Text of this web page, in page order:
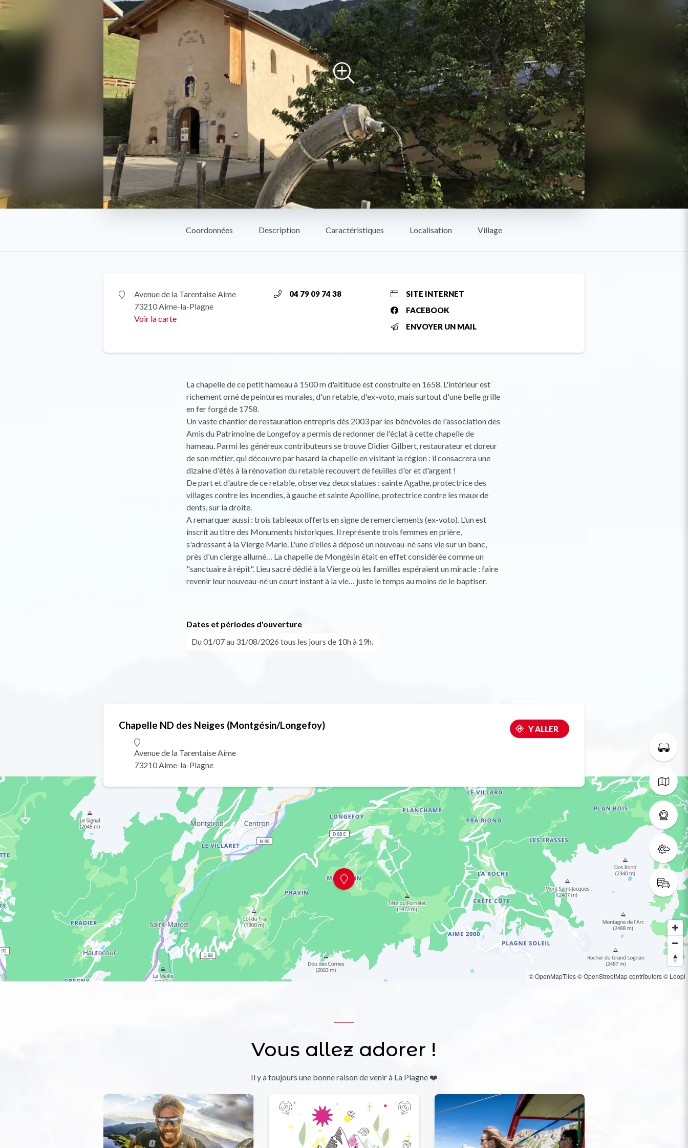
Coordonnées Description Caractéristiques Localisation Village
Avenue de la Tarentaise Aime
73210 Aime-la-Plagne
Voir la carte
04 79 09 74 38
SITE INTERNET
FACEBOOK
ENVOYER UN MAIL
La chapelle de ce petit hameau à 1500 m d'altitude est construite en 1658. L'intérieur est
richement orné de peintures murales, d'un retable, d'ex-voto, mais surtout d'une belle grille
en fer forgé de 1758.
Un vaste chantier de restauration entrepris dès 2003 par les bénévoles de l'association des
Amis du Patrimoine de Longefoy a permis de redonner de l'éclat à cette chapelle de
hameau. Parmi les généreux contributeurs se trouve Didier Gilbert, restaurateur et doreur
de son métier, qui découvre par hasard la chapelle en visitant la région : il consacrera une
dizaine d'étés à la rénovation du retable recouvert de feuilles d'or et d'argent !
De part et d'autre de ce retable, observez deux statues : sainte Agathe, protectrice des
villages contre les incendies, à gauche et sainte Apolline, protectrice contre les maux de
dents, sur la droite.
A remarquer aussi : trois tableaux offerts en signe de remerciements (ex-voto). L'un est
inscrit au titre des Monuments historiques. Il représente trois femmes en prière,
s'adressant à la Vierge Marie. L'une d'elles à déposé un nouveau-né sans vie sur un banc,
près d'un cierge allumé… La chapelle de Mongésin était en effet considérée comme un
"sanctuaire à répit". Lieu sacré dédié à la Vierge où les familles espéraient un miracle : faire
revenir leur nouveau-né un court instant à la vie… juste le temps au moins de le baptiser.
Dates et périodes d'ouverture
Du 01/07 au 31/08/2026 tous les jours de 10h à 19h.
Chapelle ND des Neiges (Montgésin/Longefoy)
Avenue de la Tarentaise Aime
73210 Aime-la-Plagne
Y ALLER
© OpenMapTiles© OpenStreetMap contributors© Loopi
Vous allez adorer !
Il y a toujours une bonne raison de venir à La Plagne ❤️